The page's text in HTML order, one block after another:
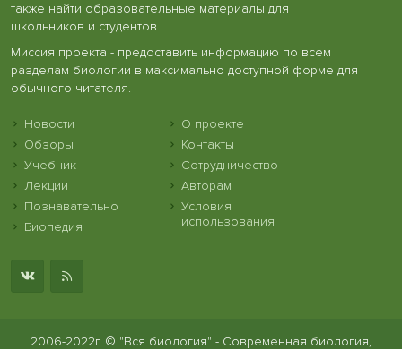
также найти образовательные материалы для
школьников и студентов.
Миссия проекта - предоставить информацию по всем
разделам биологии в максимально доступной форме для
обычного читателя.
Новости
Обзоры
Учебник
Лекции
Познавательно
Биопедия
О проекте
Контакты
Сотрудничество
Авторам
Условия
использования
2006-2022г. © "Вся биология" - Современная биология,